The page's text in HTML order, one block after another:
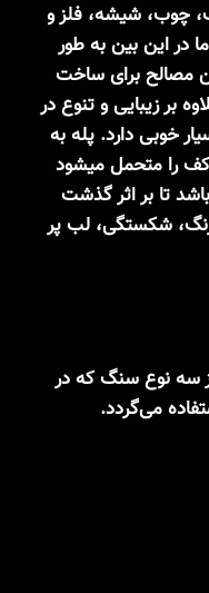
چوب، شیشه، فلز و
در این بین به طور
مصالح برای ساخت
بر زیبایی و تنوع در
خوبی دارد. پله به
را متحمل میشود
تا بر اثر گذشت
رنگ، شکستگی، لب پر
سه نوع سنگ که در
می‌گردد.